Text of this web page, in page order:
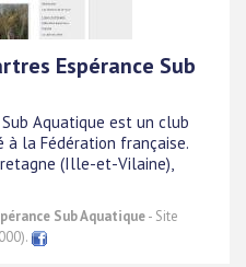
Espérance Sub
Aquatique est un club
la Fédération française.
(Ille-et-Vilaine),
Sub Aquatique- Site